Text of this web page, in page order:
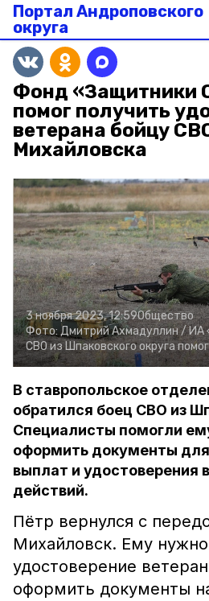
Портал Андроповского
округа
Фонд «Защитники
помог получить
ветерана бойцу
Михайловска
3 ноября 2023, 12:59Общество
Фото: Дмитрий Ахмадуллин /ИА
СВО из Шпаковского округа
В ставропольское
обратился боец СВО из
Специалисты помогли
оформить документы
выплат и удостоверения
действий.
Пётр вернулся с
Михайловск. Ему
удостоверение
оформить документы